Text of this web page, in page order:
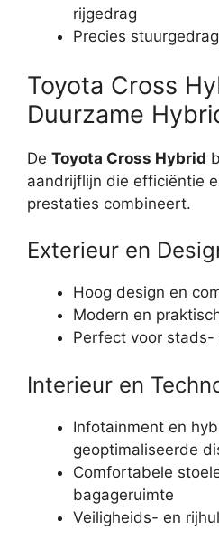
rijgedrag
Precies
Toyota Cross
Duurzame
De Toyota Cross Hybrid
aandrijflijn die efficiëntie
prestaties combineert.
Exterieur en
Hoog design en
Modern en
Perfect voor stads-
Interieur en
Infotainment en
geoptimaliseerde
Comfortabele
bagageruimte
Veiligheids- en